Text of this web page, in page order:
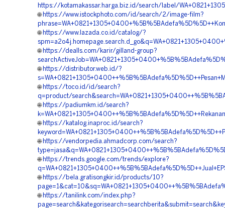
https://kotamakassar.harga.biz.id/search/label/
🌐 https://www.istockphoto.com/id/search/2/image-film?
🌐 https://www.lazada.co.id/catalog/?
🌐 https://dealls.com/karir/gilland-group?
🌐 https://distributor.web.id/?
🌐 https://toco.id/id/search?
q=product/
🌐 https://padiumkm.id/search?
🌐 https://katalog.inaproc.id/search?
🌐 https://vendorpedia.ahmadcorp.com/search?
🌐 https://trends.google.com/trends/explore?
🌐 https://bela.gratisongkir.id/products/10?
🌐 https://tanilink.com/index.php?